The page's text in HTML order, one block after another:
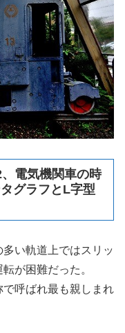
電気機関車の時
グラフとL字型
い軌道上ではスリッ
が困難だった。
呼ばれ最も親しまれ